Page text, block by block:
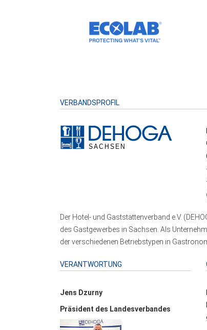
VERBANDSPROFIL
Der Hotel- und Gaststättenverband e.V.
des Gastgewerbes in Sachsen. Als
der verschiedenen Betriebstypen in
VERANTWORTUNG
Jens Dzurny
Präsident des Landesverbandes